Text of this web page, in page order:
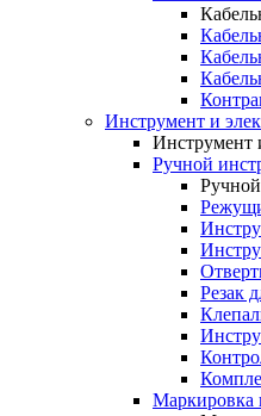
Инструмент и
Инструмент
Ручной
Резак
Маркировка